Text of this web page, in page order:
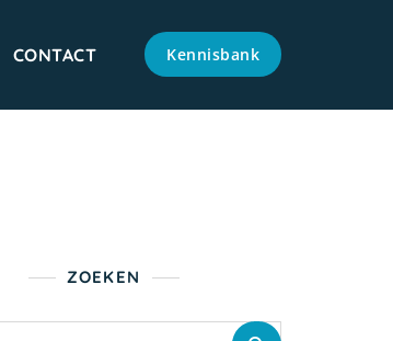
CONTACT Kennisbank
ZOEKEN